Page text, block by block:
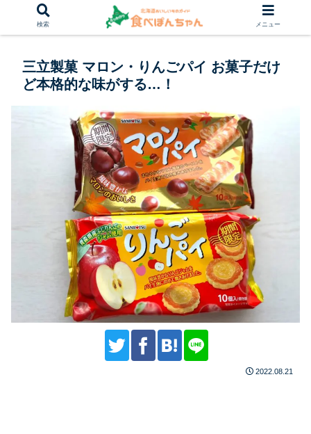
三立製菓 マロン・りんごパイ お菓子だけ
ど本格的な味がする…！
2022.08.21
検索 メニュー